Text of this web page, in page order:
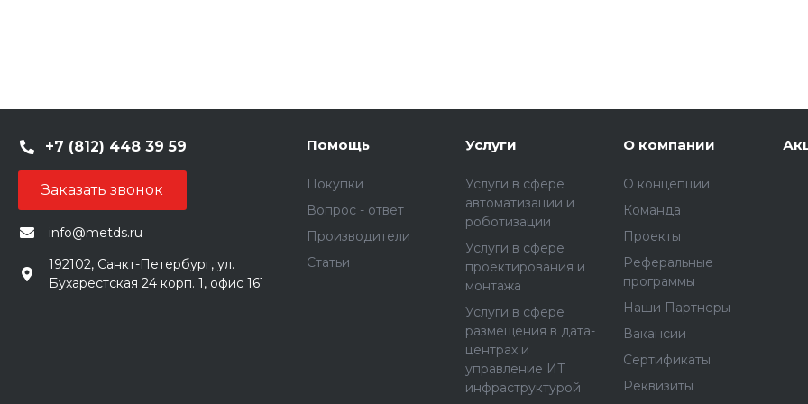
+7 (812) 448 39 59
Заказать звонок
info@metds.ru
192102, Санкт-Петербург, ул.
Бухарестская 24 корп. 1, офис 161
Помощь
Покупки
Вопрос - ответ
Производители
Статьи
Услуги
Услуги в сфере
автоматизации и
роботизации
Услуги в сфере
проектирования и
монтажа
Услуги в сфере
размещения в дата-
центрах и
управление ИТ
инфраструктурой
О компании
О концепции
Команда
Проекты
Реферальные
программы
Наши Партнеры
Вакансии
Сертификаты
Реквизиты